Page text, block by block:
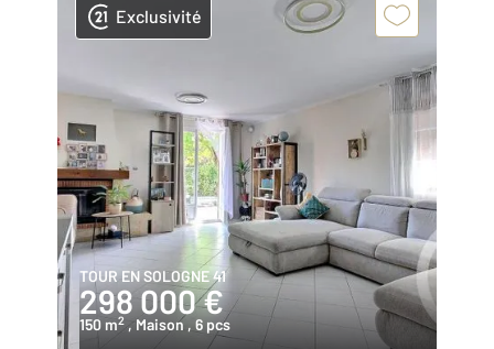
Exclusivité
TOUR EN SOLOGNE 41
298 000 €
150 m2 , Maison , 6 pcs